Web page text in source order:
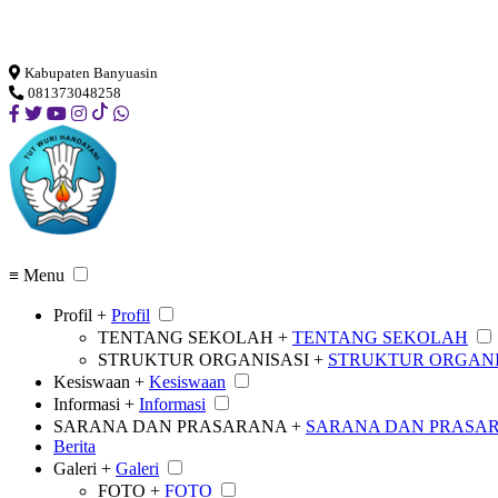
Kabupaten Banyuasin
081373048258
≡ Menu
Profil + Profil
TENTANG SEKOLAH + TENTANG SEKOLAH
STRUKTUR ORGANISASI + STRUKTUR
Kesiswaan + Kesiswaan
Informasi + Informasi
SARANA DAN PRASARANA + SARANA DAN
Berita
Galeri + Galeri
FOTO + FOTO